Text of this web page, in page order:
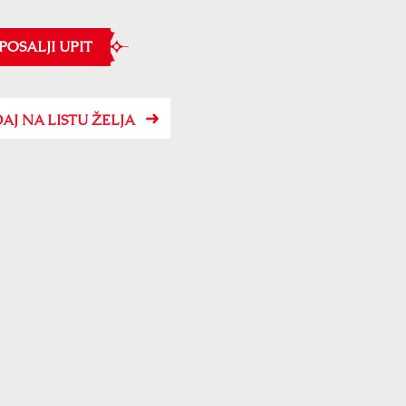
UPIT
NA LISTU ŽELJA